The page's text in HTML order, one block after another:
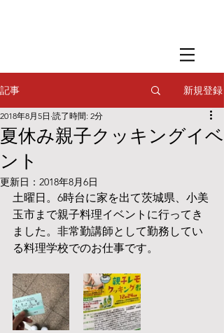
フードスタイリング
記事 新規登録
夏休み親子クッキングイベ
ント
2018年8月5日 読了時間: 2分
更新日： 2018年8月6日
土曜日。6時台に家を出て茨城県、小美
玉市まで親子料理イベントに行ってき
ました。非常勤講師として勤務してい
る料理学校でのお仕事です。